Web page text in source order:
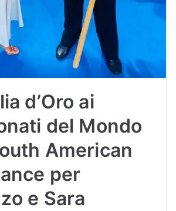
d’Oro ai
del Mondo
American
per
e Sara